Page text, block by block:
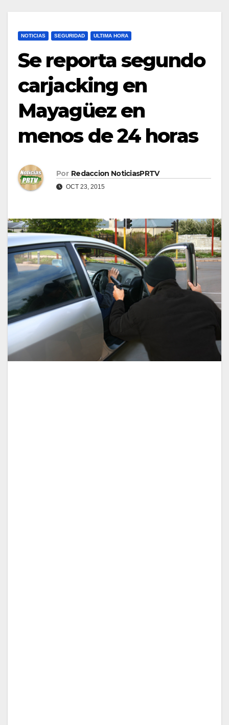
NOTICIAS SEGURIDAD ULTIMA HORA
Se reporta segundo
carjacking en
Mayagüez en
menos de 24 horas
Por Redaccion NoticiasPRTV
OCT 23, 2015